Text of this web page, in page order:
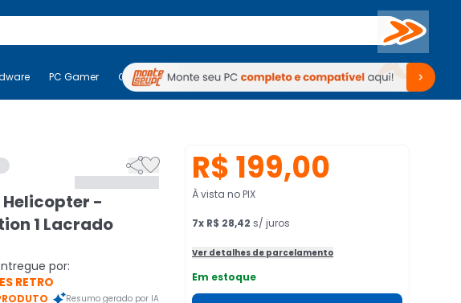
Buscar
Hardware PC Gamer Computadores Periféricos TV Venda no KaBuM!
PC Gamer Computadores Periféricos TV Venda no KaBuM!

Helicopter -
1 Lacrado
por:
RETRO
Resumo gerado por IA
R$ 199,00
À vista no PIX
7x R$ 28,42 s/ juros
Ver detalhes de parcelamento
Em estoque